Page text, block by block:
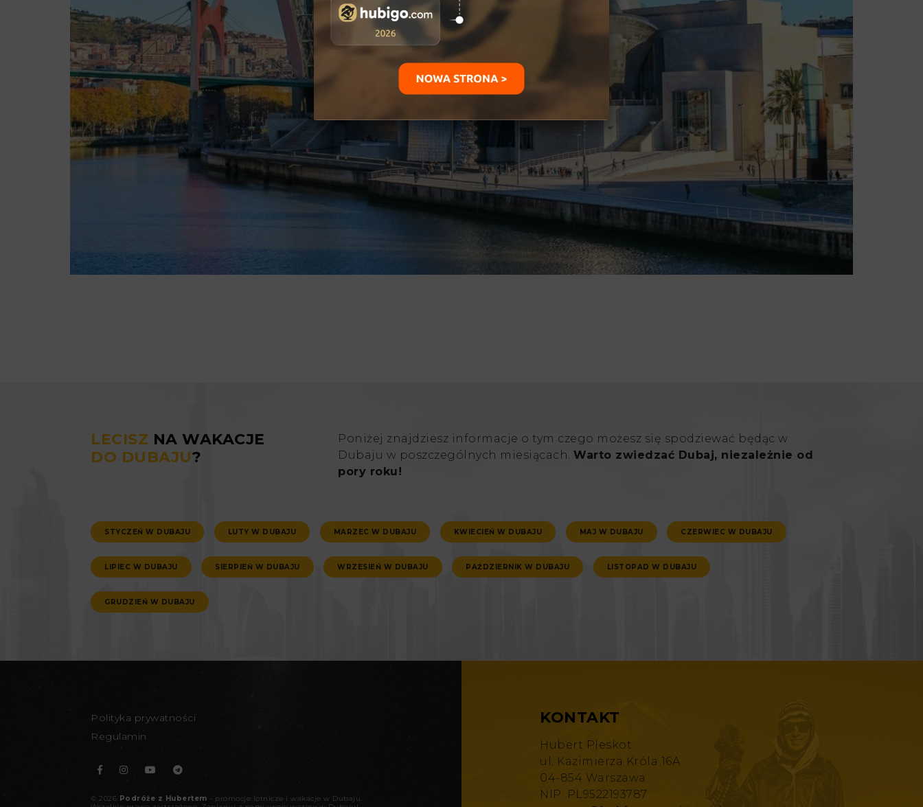
LECISZ NA WAKACJE
DO DUBAJU?
Poniżej znajdziesz informacje o tym czego możesz się spodziewać będąc w
Dubaju w poszczególnych miesiącach. Warto zwiedzać Dubaj, niezależnie od
pory roku!
STYCZEŃ W DUBAJU LUTY W DUBAJU MARZEC W DUBAJU KWIECIEŃ W DUBAJU MAJ W DUBAJU CZERWIEC W DUBAJU
LIPIEC W DUBAJU SIERPIEŃ W DUBAJU WRZESIEŃ W DUBAJU PAŹDZIERNIK W DUBAJU LISTOPAD W DUBAJU
GRUDZIEŃ W DUBAJU
Polityka prywatności
Regulamin
© 2026 Podróże z Hubertem - promocje lotnicze i wakacje w Dubaju
KONTAKT
Hubert Pleskot
ul. Kazimierza Króla 16A
04-854 Warszawa
NIP: PL9522193787